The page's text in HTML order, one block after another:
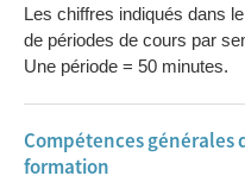
Remédiation
Les chiffres indiqués dans
de périodes de cours par
Une période = 50 minutes.
Compétences générales
formation